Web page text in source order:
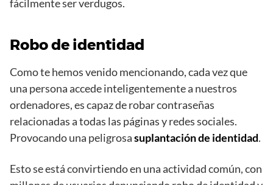
fácilmente ser verdugos.
Robo de identidad
Como te hemos venido mencionando, cada vez que
una persona accede inteligentemente a nuestros
ordenadores, es capaz de robar contraseñas
relacionadas a todas las páginas y redes sociales.
Provocando una peligrosasuplantación de identidad.
Esto se está convirtiendo en una actividad común, con